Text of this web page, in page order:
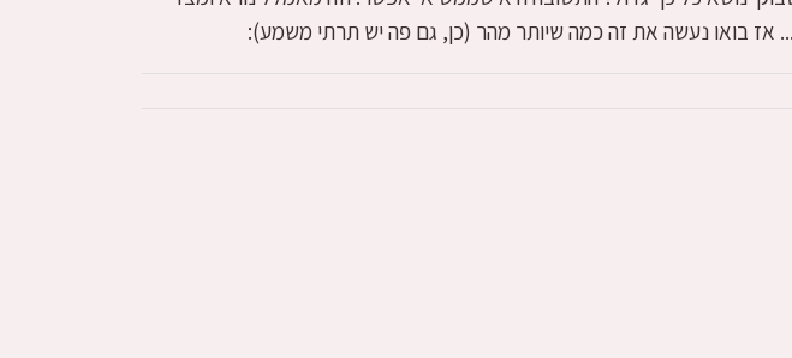
אז בואו נעשה את זה כמה שיותר מהר (כן, גם פה יש תרתי משמע):